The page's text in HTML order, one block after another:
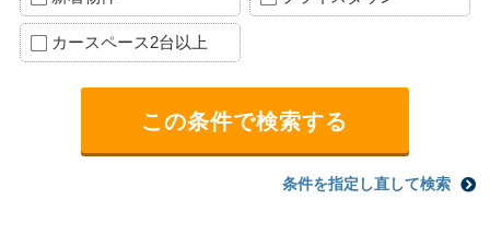
カースペース2台以上
条件を指定し直して検索